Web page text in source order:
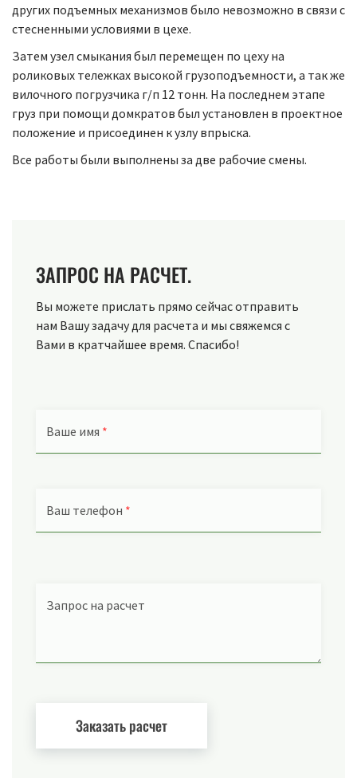
других подъемных механизмов было невозможно в связи с
стесненными условиями в цехе.
Затем узел смыкания был перемещен по цеху на
роликовых тележках высокой грузоподъемности, а так же
вилочного погрузчика г/п 12 тонн. На последнем этапе
груз при помощи домкратов был установлен в проектное
положение и присоединен к узлу впрыска.
Все работы были выполнены за две рабочие смены.
ЗАПРОС НА РАСЧЕТ.
Вы можете прислать прямо сейчас отправить
нам Вашу задачу для расчета и мы свяжемся с
Вами в кратчайшее время. Спасибо!
Ваше имя *
Ваш телефон *
Запрос на расчет